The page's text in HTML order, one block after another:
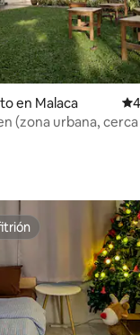
de 5. 46
en Malaca
(zona urbana,